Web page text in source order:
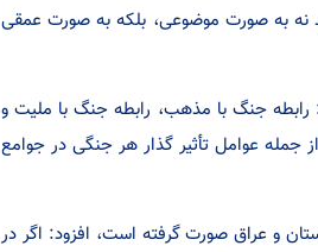
نه به صورت موضوعی، بلکه به صورت عمقی
کرد: رابطه جنگ با مذهب، رابطه جنگ با ملیت و
جمله عوامل تأثیر گذار هر جنگی در جوامع
و عراق صورت گرفته است، افزود: اگر در